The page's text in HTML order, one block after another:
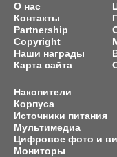
О нас
Контакты
Partnership
Copyright
Наши награды
Карта сайта
Накопители
Корпуса
Источники питания
Мультимедиа
Цифровое фото и
Мониторы